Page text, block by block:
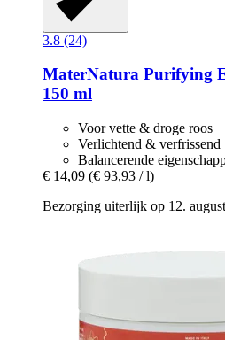
3.8 (24)
MaterNatura Purifying
150 ml
Voor vette & droge roos
Verlichtend & verfrissend
Balancerende
€ 14,09 (€ 93,93 / l)
Bezorging uiterlijk op 12.